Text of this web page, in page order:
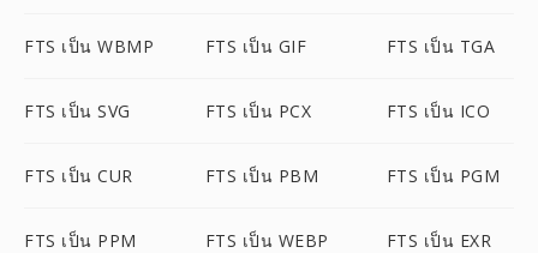
FTS เป็น WBMP FTS เป็น GIF FTS เป็น TGA
FTS เป็น SVG FTS เป็น PCX FTS เป็น ICO
FTS เป็น CUR FTS เป็น PBM FTS เป็น PGM
FTS เป็น PPM FTS เป็น WEBP FTS เป็น EXR